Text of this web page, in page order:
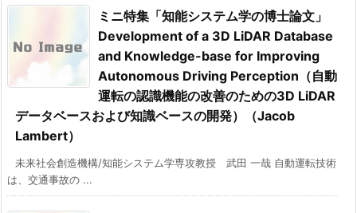
ミニ特集「知能システム学の博士論文」
Development of a 3D LiDAR Database
and Knowledge-base for Improving
Autonomous Driving Perception（自動
運転の認識機能の改善のための3D LiDAR
データベースおよび知識ベースの開発）（Jacob
Lambert）
未来社会創造機構/知能システム学専攻教授 武田 一哉 自動運転技術
は、交通事故の ...